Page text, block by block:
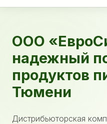
ООО
надежный
продуктов
Тюмени
Дистрибьюторская